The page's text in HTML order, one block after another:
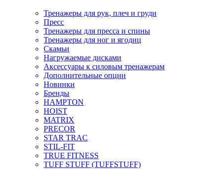
Тренажеры для рук, плеч и груди
Пресс
Тренажеры для пресса и спины
Тренажеры для ног и ягодиц
Скамьи
Нагружаемые дисками
Аксессуары к силовым тренажерам
Дополнительные опции
Новинки
Бренды
HAMPTON
HOIST
MATRIX
PRECOR
STAR TRAC
STIL-FIT
TRUE FITNESS
TUFF STUFF (TUFFSTUFF)